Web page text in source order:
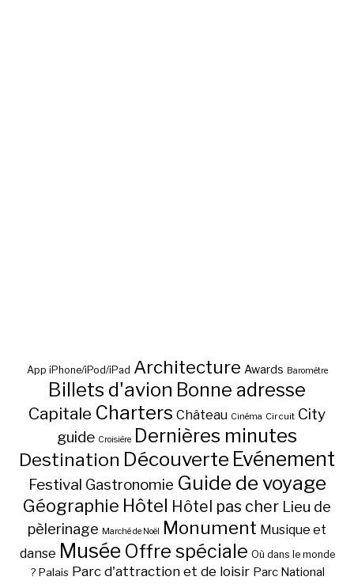
App iPhone/iPod/iPad Architecture Awards Baromètre
Billets d'avion Bonne adresse
Capitale Charters Château Cinéma Circuit City
guide Croisière Dernières minutes
Destination Découverte Evénement
Festival Gastronomie Guide de voyage
Géographie Hôtel Hôtel pas cher Lieu de
pèlerinage Marché de Noël Monument Musique et
danse Musée Offre spéciale Où dans le monde
? Palais Parc d'attraction et de loisir Parc National